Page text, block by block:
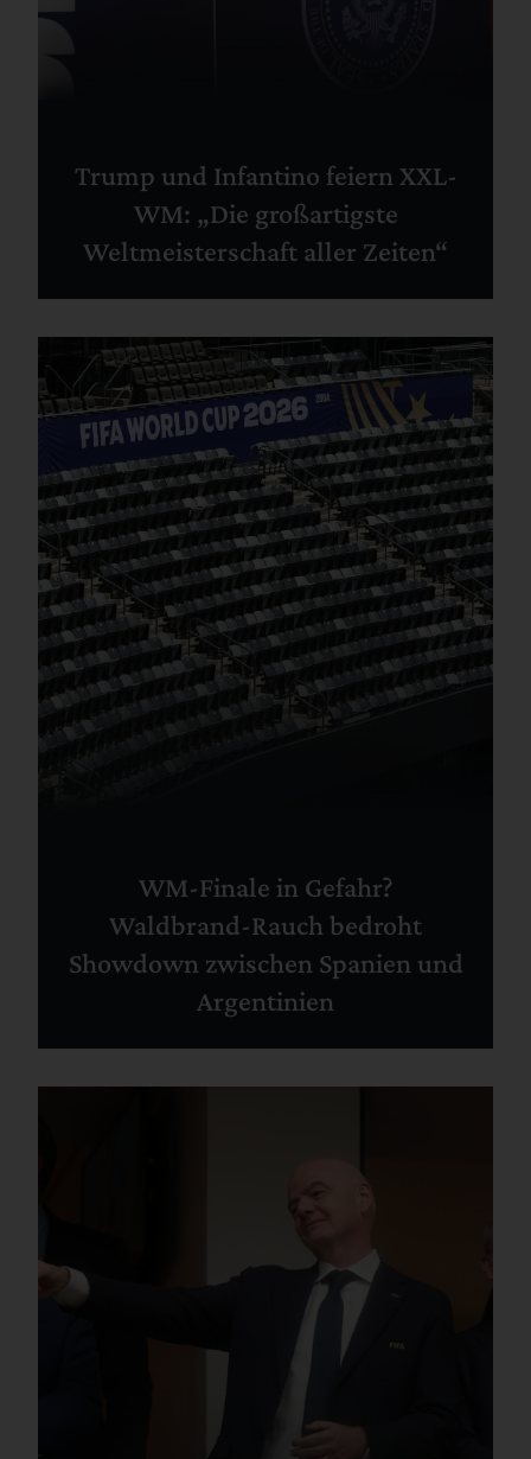
Trump und Infantino feiern XXL-
WM: „Die großartigste
Weltmeisterschaft aller Zeiten“
WM-Finale in Gefahr?
Waldbrand-Rauch bedroht
Showdown zwischen Spanien und
Argentinien